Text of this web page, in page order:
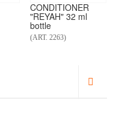
CONDITIONER
"REYAH" 32 ml
bottle
(ART. 2263)